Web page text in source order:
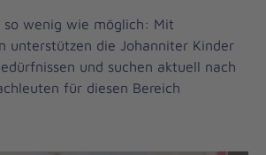
wenig wie möglich: Mit
unterstützen die Johanniter Kinder
und suchen aktuell nach
für diesen Bereich